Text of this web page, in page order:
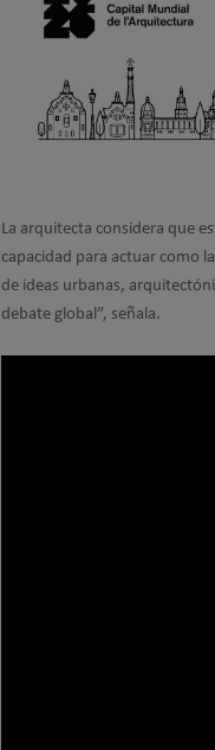
La arquitecta considera que
capacidad para actuar como
de ideas urbanas,
debate global”, señala.